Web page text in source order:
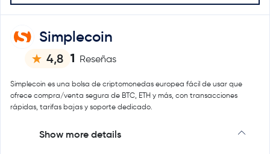
Simplecoin
4,8 1 Reseñas
Simplecoin es una bolsa de criptomonedas europea fácil de usar que
ofrece compra/venta segura de BTC, ETH y más, con transacciones
rápidas, tarifas bajas y soporte dedicado.
Show more details